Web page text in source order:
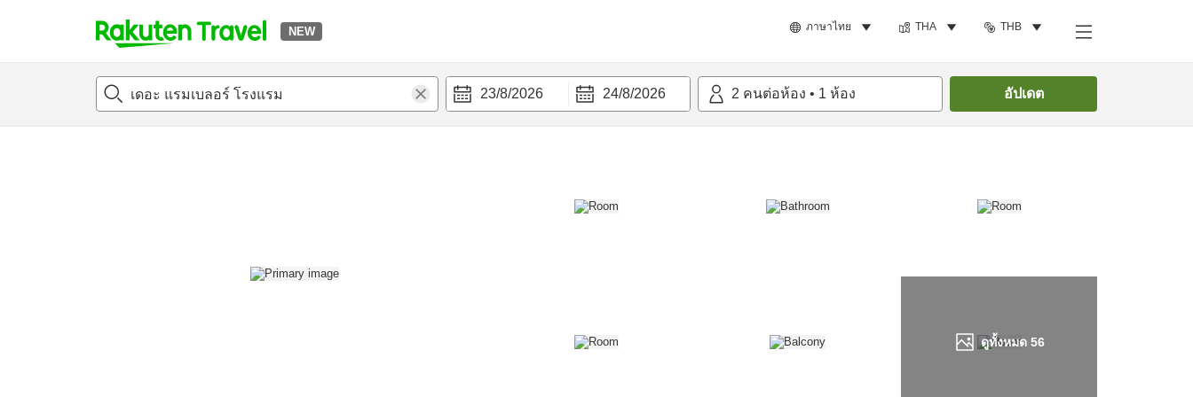
NEW ภาษาไทย THA THB
t
p
23/8/2026 24/8/2026 2 คนต่อห้อง • 1 ห้อง อัปเดต
ดูทั้งหมด 56
แนะนำที่พัก ห้องพักและแพลนพัก รีวิว ค้นหาห้องพัก